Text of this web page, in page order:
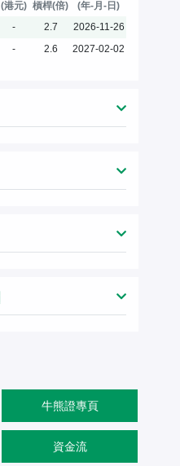
(港元) 槓桿(倍)
(年-月-日)
- 2.7
2026-11-26
- 2.6 2027-02-02
牛熊證專頁
資金流